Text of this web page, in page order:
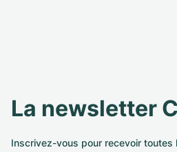
La newsletter
Inscrivez-vous pour recevoir toutes